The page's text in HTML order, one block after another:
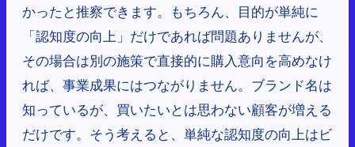
かったと推察できます。もちろん、目的が単純に
「認知度の向上」だけであれば問題ありませんが、
その場合は別の施策で直接的に購入意向を高めなけ
れば、事業成果にはつながりません。ブランド名は
知っているが、買いたいとは思わない顧客が増える
だけです。そう考えると、単純な認知度の向上はビ